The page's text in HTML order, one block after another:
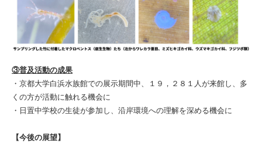
③普及活動の成果
・京都大学白浜水族館での展示期間中、１９，２８１人が来館し、多
くの方が活動に触れる機会に
・日置中学校の生徒が参加し、沿岸環境への理解を深める機会に
【今後の展望】